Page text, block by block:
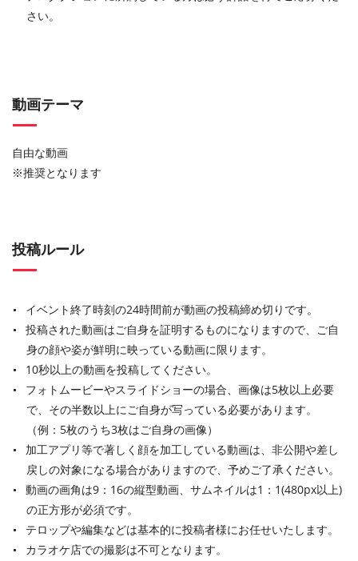
さい。
動画テーマ
自由な動画
※推奨となります
投稿ルール
イベント終了時刻の24時間前が動画の投稿締め切りです。
投稿された動画はご自身を証明するものになりますので、ご自
身の顔や姿が鮮明に映っている動画に限ります。
10秒以上の動画を投稿してください。
フォトムービーやスライドショーの場合、画像は5枚以上必要
で、その半数以上にご自身が写っている必要があります。
（例：5枚のうち3枚はご自身の画像）
加工アプリ等で著しく顔を加工している動画は、非公開や差し
戻しの対象になる場合がありますので、予めご了承ください。
動画の画角は9：16の縦型動画、サムネイルは1：1(480px以上)
の正方形が必須です。
テロップや編集などは基本的に投稿者様にお任せいたします。
カラオケ店での撮影は不可となります。